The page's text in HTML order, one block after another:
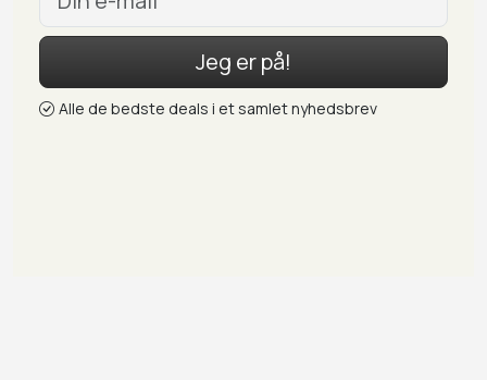
Jeg er på!
Alle de bedste deals i et samlet nyhedsbrev